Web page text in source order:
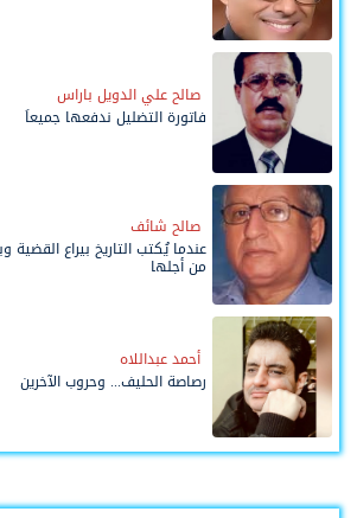
صالح علي الدويل باراس
فاتورة التضليل ندفعها جميعاً
صالح شائف
عندما يُكتب التاريخ بيراع القضية
من أجلها
أحمد عبداللاه
رصاصة الحليف... وحروب الآخرين